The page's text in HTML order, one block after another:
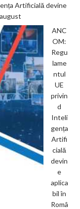
Artificială devine
ANC
OM:
Regu
lame
ntul
UE
privin
d
Inteli
gența
Artifi
cială
devin
e
aplica
bil în
Româ